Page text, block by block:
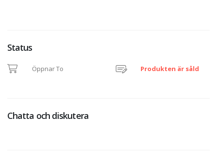
Status
Öppnar To Produkten är såld
Chatta och diskutera